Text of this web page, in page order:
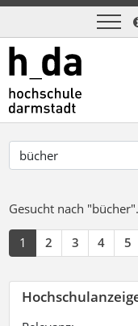
Gesucht nach "bücher".
1 2 3 4 5